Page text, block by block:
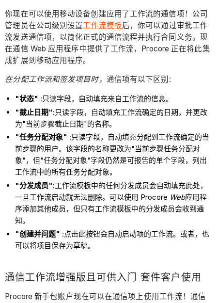
你现在可以使用移动设备创建应用了工作流的通信项！公司
管理员在公司级别设置工作流模板后，你可以通过审批工作
流发送通信项，以简化正式的通信流程并执行合同义务。现
在通信 Web 应用程序中提供了工作流，Procore 正在将此集
成扩展到移动应用程序。
在分配工作流和签发项目时， 通信项有以下区别:
"状态" :只读字段，自动填充来自工作流的信息。
"截止日期":只读字段，自动填充工作流确定的日期，并更改
为"当前步骤截止日期"的名称。
"任务分配对象" :只读字段，自动填充分配到工作流确定的当
前步骤的用户。该字段的名称更改为"当前步骤任务分配对
象"，但"任务分配对象"字段仍然是可报告的单个字段，列出
工作流中的所有任务分配对象。
"分发成员":工作流模板中的任何分发成员会自动填充此处，
一旦工作流启动就无法删除。可以使用 Procore Web应用程
序添加其他成员，但只有工作流模板中的分发成员会收到通
知。
"创建并问题" :点击此按钮会自动启动项的工作流。或者，也
可以将项目保存为草稿。
通信工作流增强版且可供入门 套件客户使用
Procore 新手包账户现在可以在通信项上使用工作流！通信